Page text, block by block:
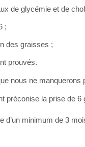
de glycémie et de
;
des graisses ;
prouvés.
nous ne
préconise la prise de
d’un minimum de 3